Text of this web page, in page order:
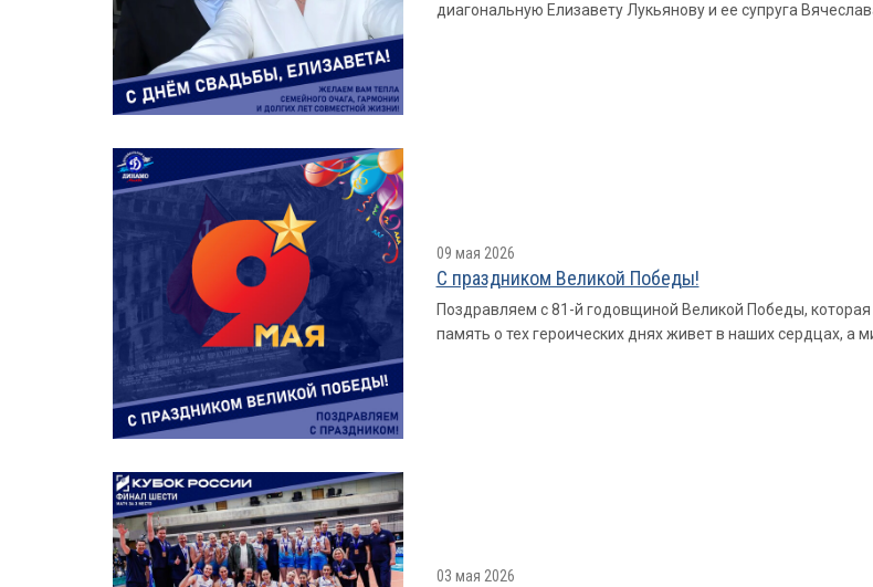
диагональную Елизавету Лукьянову и ее супруга
09 мая 2026
С праздником Великой Победы!
Поздравляем с 81-й годовщиной Великой Победы,
память о тех героических днях живет в наших сердцах, а
03 мая 2026